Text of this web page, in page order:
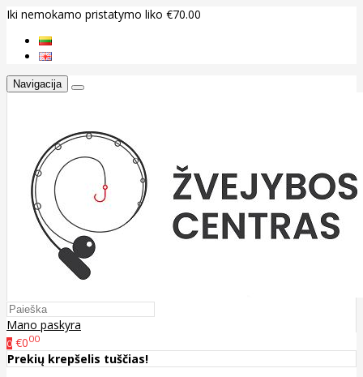
Iki nemokamo pristatymo liko €70.00
Navigacija
Mano paskyra
0 €000
Prekių krepšelis tuščias!